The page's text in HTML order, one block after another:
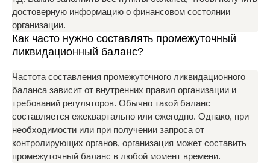
достоверную информацию о финансовом состоянии
организации.
Как часто нужно составлять промежуточный
ликвидационный баланс?
Частота составления промежуточного ликвидационного
баланса зависит от внутренних правил организации и
требований регуляторов. Обычно такой баланс
составляется ежеквартально или ежегодно. Однако, при
необходимости или при получении запроса от
контролирующих органов, организация может составить
промежуточный баланс в любой момент времени.